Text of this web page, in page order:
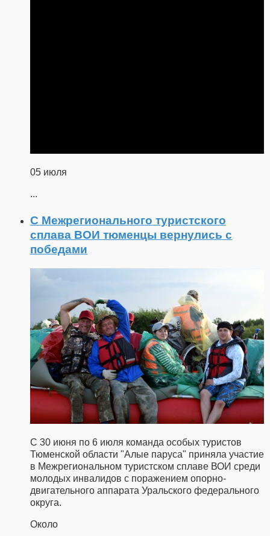
05 июля
...
С Межрегионального туристского
сплава ВОИ тюменцы вернулись с
победами
С 30 июня по 6 июля команда особых туристов
Тюменской области "Алые паруса" приняла участие
в Межрегиональном туристском сплаве ВОИ среди
молодых инвалидов с поражением опорно-
двигательного аппарата Уральского федерального
округа.
Около